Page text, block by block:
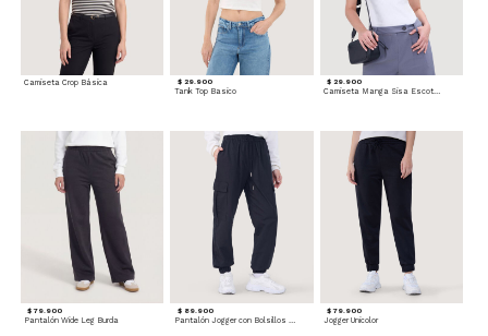
Camiseta Crop Básica $ 29.900
Tank Top Basico
$ 29.900
Camiseta Manga Sisa Escotada
$ 79.900
Pantalón Wide Leg Burda
$ 89.900
Pantalón Jogger con Bolsillos Cargo
$ 79.900
Jogger Unicolor